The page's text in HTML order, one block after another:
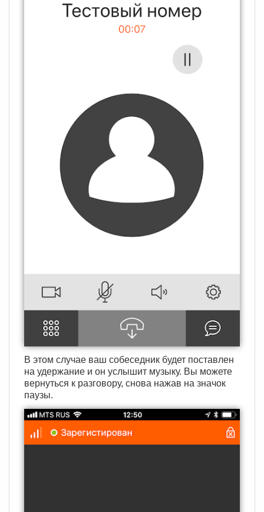
В этом случае ваш собеседник будет поставлен
на удержание и он услышит музыку. Вы можете
вернуться к разговору, снова нажав на значок
паузы.